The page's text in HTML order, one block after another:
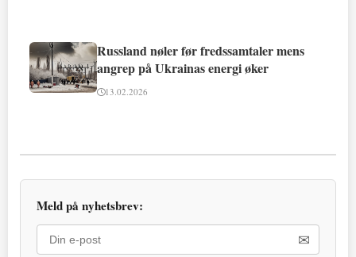
Russland nøler før fredssamtaler mens
angrep på Ukrainas energi øker
13.02.2026
Meld på nyhetsbrev:
✉